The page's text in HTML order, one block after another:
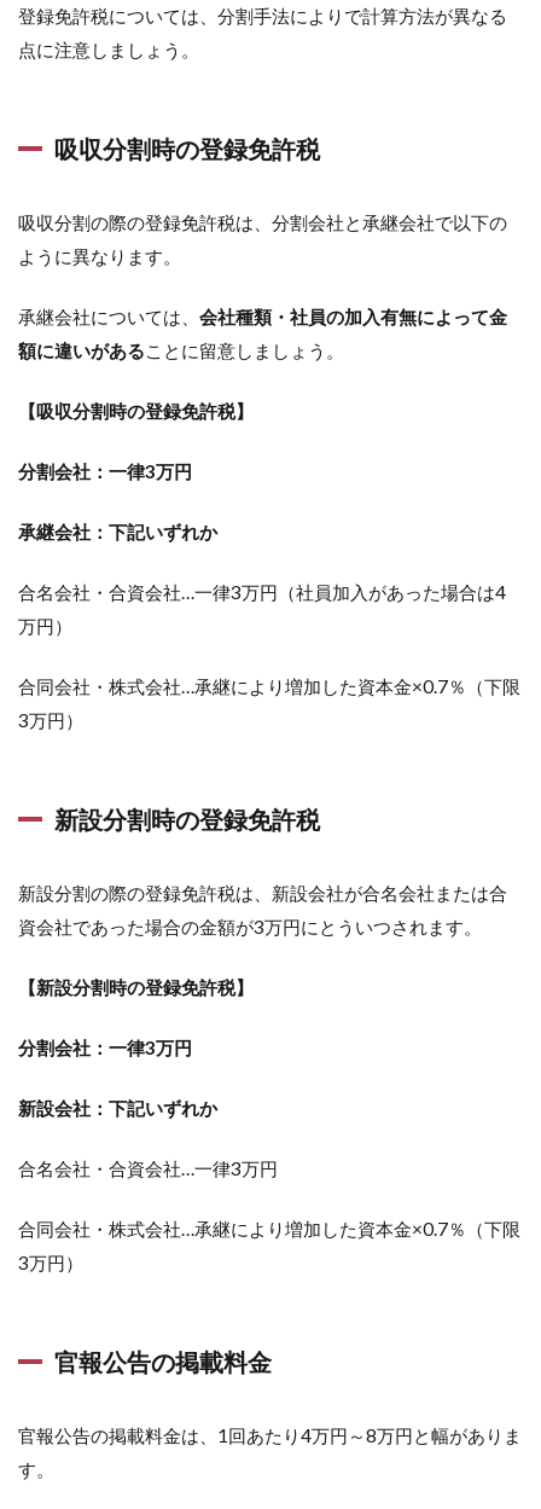
登録免許税については、分割手法によりで計算方法が異なる
点に注意しましょう。
吸収分割時の登録免許税
吸収分割の際の登録免許税は、分割会社と承継会社で以下の
ように異なります。
承継会社については、 会社種類・社員の加入有無によって金
額に違いがある ことに留意しましょう。
【吸収分割時の登録免許税】
分割会社：一律3万円
承継会社：下記いずれか
合名会社・合資会社…一律3万円（社員加入があった場合は4
万円）
合同会社・株式会社…承継により増加した資本金×0.7％（下限
3万円）
新設分割時の登録免許税
新設分割の際の登録免許税は、新設会社が合名会社または合
資会社であった場合の金額が3万円にとういつされます。
【新設分割時の登録免許税】
分割会社：一律3万円
新設会社：下記いずれか
合名会社・合資会社…一律3万円
合同会社・株式会社…承継により増加した資本金×0.7％（下限
3万円）
官報公告の掲載料金
官報公告の掲載料金は、1回あたり4万円～8万円と幅がありま
す。